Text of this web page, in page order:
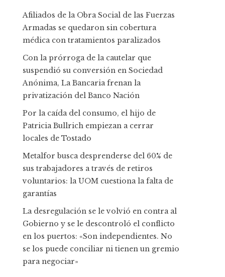
Afiliados de la Obra Social de las Fuerzas
Armadas se quedaron sin cobertura
médica con tratamientos paralizados
Con la prórroga de la cautelar que
suspendió su conversión en Sociedad
Anónima, La Bancaria frenan la
privatización del Banco Nación
Por la caída del consumo, el hijo de
Patricia Bullrich empiezan a cerrar
locales de Tostado
Metalfor busca desprenderse del 60% de
sus trabajadores a través de retiros
voluntarios: la UOM cuestiona la falta de
garantías
La desregulación se le volvió en contra al
Gobierno y se le descontroló el conflicto
en los puertos: «Son independientes. No
se los puede conciliar ni tienen un gremio
para negociar»